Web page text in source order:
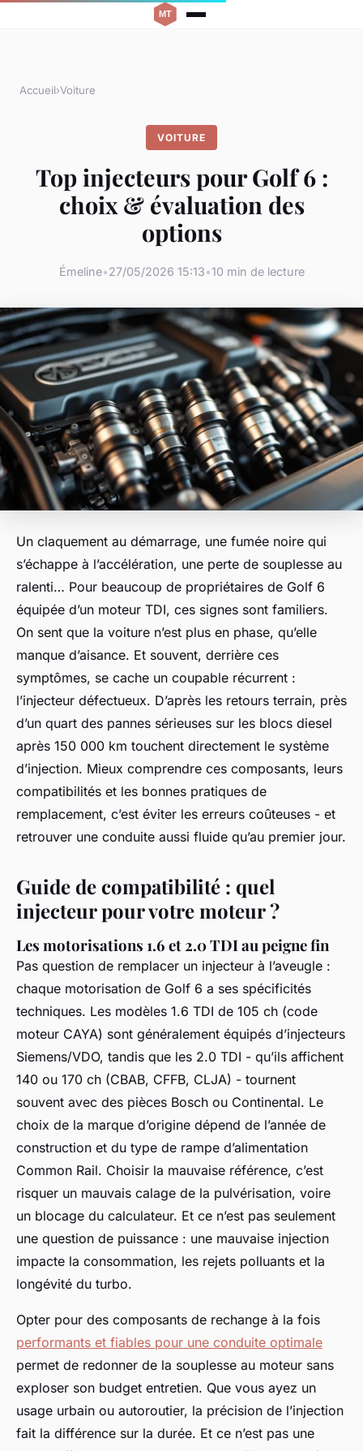
Accueil›Voiture
VOITURE
Top injecteurs pour Golf 6 :
choix & évaluation des
options
Émeline•27/05/2026 15:13•10 min de lecture
Un claquement au démarrage, une fumée noire qui
s’échappe à l’accélération, une perte de souplesse au
ralenti… Pour beaucoup de propriétaires de Golf 6
équipée d’un moteur TDI, ces signes sont familiers.
On sent que la voiture n’est plus en phase, qu’elle
manque d’aisance. Et souvent, derrière ces
symptômes, se cache un coupable récurrent :
l’injecteur défectueux. D’après les retours terrain, près
d’un quart des pannes sérieuses sur les blocs diesel
après 150 000 km touchent directement le système
d’injection. Mieux comprendre ces composants, leurs
compatibilités et les bonnes pratiques de
remplacement, c’est éviter les erreurs coûteuses - et
retrouver une conduite aussi fluide qu’au premier jour.
Guide de compatibilité : quel
injecteur pour votre moteur ?
Les motorisations 1.6 et 2.0 TDI au peigne fin
Pas question de remplacer un injecteur à l’aveugle :
chaque motorisation de Golf 6 a ses spécificités
techniques. Les modèles 1.6 TDI de 105 ch (code
moteur CAYA) sont généralement équipés d’injecteurs
Siemens/VDO, tandis que les 2.0 TDI - qu’ils affichent
140 ou 170 ch (CBAB, CFFB, CLJA) - tournent
souvent avec des pièces Bosch ou Continental. Le
choix de la marque d’origine dépend de l’année de
construction et du type de rampe d’alimentation
Common Rail. Choisir la mauvaise référence, c’est
risquer un mauvais calage de la pulvérisation, voire
un blocage du calculateur. Et ce n’est pas seulement
une question de puissance : une mauvaise injection
impacte la consommation, les rejets polluants et la
longévité du turbo.
Opter pour des composants de rechange à la fois
performants et fiables pour une conduite optimale
permet de redonner de la souplesse au moteur sans
exploser son budget entretien. Que vous ayez un
usage urbain ou autoroutier, la précision de l’injection
fait la différence sur la durée. Et ce n’est pas une